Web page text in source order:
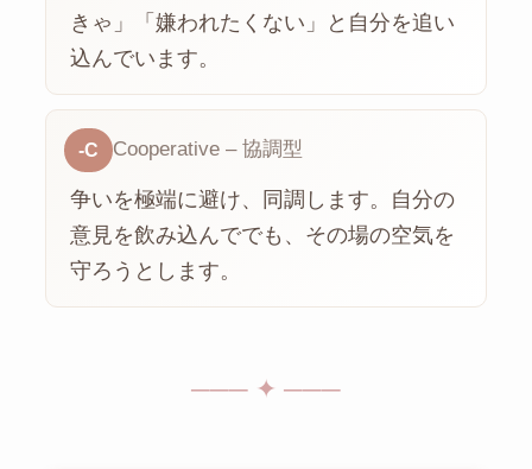
きゃ」「嫌われたくない」と自分を追い
込んでいます。
-C Cooperative – 協調型
争いを極端に避け、同調します。自分の
意見を飲み込んででも、その場の空気を
守ろうとします。
─── ✦ ───